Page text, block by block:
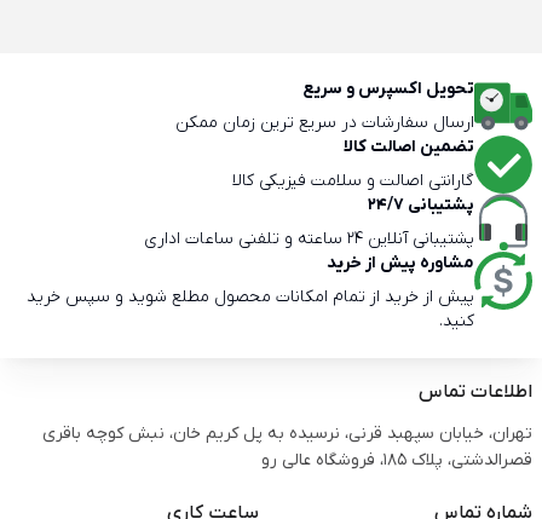
تحویل اکسپرس و سریع
ارسال سفارشات در سریع ترین زمان ممکن
تضمین اصالت کالا
گارانتی اصالت و سلامت فیزیکی کالا
پشتیبانی 24/7
پشتیبانی آنلاین 24 ساعته و تلفنی ساعات اداری
مشاوره پیش از خرید
پیش از خرید از تمام امکانات محصول مطلع شوید و سپس خرید
کنید.
اطلاعات تماس
تهران، خیابان سپهبد قرنی، نرسیده به پل کریم خان، نبش کوچه باقری
قصرالدشتی،‌ پلاک 185، فروشگاه عالی رو
شماره تماس ساعت کاری